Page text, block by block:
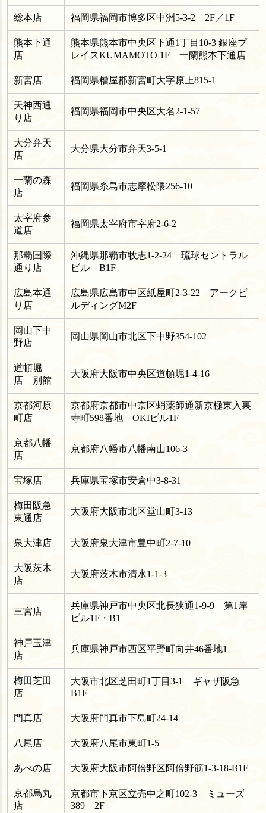
総本店 福岡県福岡市博多区中洲5-3-2 2F／1F
熊本下通
店
熊本県熊本市中央区下通1丁目10-3 銀座プ
レイスKUMAMOTO 1F 一蘭熊本下通店
新宮店 福岡県糟屋郡新宮町大字原上815-1
天神西通
り店
福岡県福岡市中央区大名2-1-57
大分弁天
店
大分県大分市弁天3-5-1
一蘭の森
店
福岡県糸島市志摩松隈256-10
太宰府参
道店
福岡県太宰府市宰府2-6-2
那覇国際
通り店
沖縄県那覇市牧志1-2-24 琉球セントラル
ビル B1F
広島本通
り店
広島県広島市中区紙屋町2-3-22 アークビ
ルディングM2F
岡山下中
野店
岡山県岡山市北区下中野354-102
道頓堀
店 別館
大阪府大阪市中央区道頓堀1-4-16
京都河原
町店
京都府京都市中京区蛸薬師通新京極東入裏
寺町598番地 OKIビル1F
京都八幡
店
京都府八幡市八幡南山106-3
宝塚店 兵庫県宝塚市安倉中3-8-31
梅田阪急
東通店
大阪府大阪市北区堂山町3-13
泉大津店 大阪府泉大津市豊中町2-7-10
大阪茨木
店
大阪府茨木市清水1-1-3
三宮店
兵庫県神戸市中央区北長狭通1-9-9 第1岸
ビル1F・B1
神戸玉津
店
兵庫県神戸市西区平野町向井46番地1
梅田芝田
店
大阪市北区芝田町1丁目3-1 ギャザ阪急
B1F
門真店 大阪府門真市下島町24-14
八尾店 大阪府八尾市東町1-5
あべの店 大阪府大阪市阿倍野区阿倍野筋1-3-18-B1F
京都烏丸
店
京都市下京区立売中之町102-3 ミューズ
389 2F